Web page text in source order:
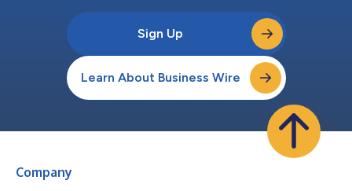
Sign Up
Learn About Business Wire
Company